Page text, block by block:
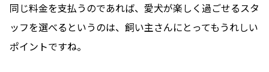
同じ料金を支払うのであれば、愛犬が楽しく過ごせるスタ
ッフを選べるというのは、飼い主さんにとってもうれしい
ポイントですね。